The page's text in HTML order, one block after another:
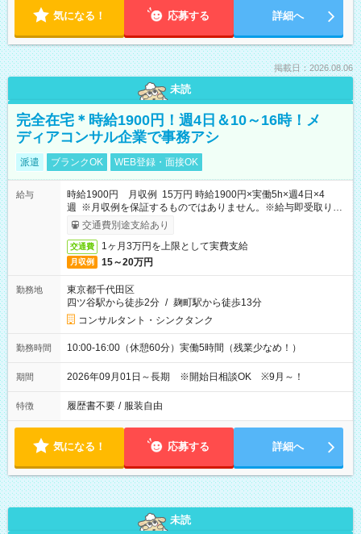
気になる！ 応募する 詳細へ
掲載日：2026.08.06
未読
完全在宅＊時給1900円！週4日＆10～16時！メ
ディアコンサル企業で事務アシ
派遣 ブランクOK WEB登録・面接OK
給与
時給1900円 月収例 15万円 時給1900円×実働5h×週4日×4
週 ※月収例を保証するものではありません。※給与即受取りサ
ービス利用可（利用条件有）
交通費別途支給あり
交通費 1ヶ月3万円を上限として実費支給
月収例 15～20万円
勤務地
東京都千代田区
四ツ谷駅から徒歩2分 / 麹町駅から徒歩13分
コンサルタント・シンクタンク
勤務時間 10:00-16:00（休憩60分）実働5時間（残業少なめ！）
期間 2026年09月01日～長期 ※開始日相談OK ※9月～！
特徴 履歴書不要 / 服装自由
気になる！ 応募する 詳細へ
未読